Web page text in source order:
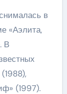
в
«Аэлита,
В
(1997).